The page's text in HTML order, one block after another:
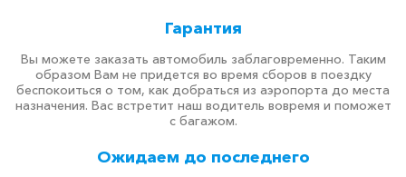
Гарантия
Вы можете заказать автомобиль заблаговременно. Таким
образом Вам не придется во время сборов в поездку
беспокоиться о том, как добраться из аэропорта до места
назначения. Вас встретит наш водитель вовремя и поможет
с багажом.
Ожидаем до последнего